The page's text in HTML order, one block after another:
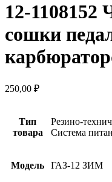
12-1108152
сошки
250,00 ₽
Тип
товара
Резино-
Система
Модель ГАЗ-12 ЗИМ